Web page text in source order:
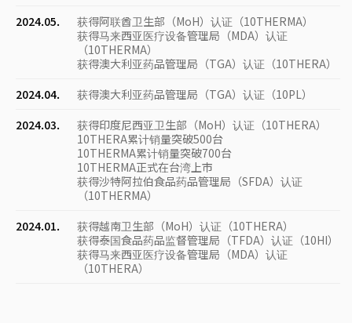
2024.05.
获得阿联酋卫生部（MoH）认证（10THERMA）
获得马来西亚医疗设备管理局（MDA）认证
（10THERMA）
获得澳大利亚药品管理局（TGA）认证（10THERA）
2024.04.
获得澳大利亚药品管理局（TGA）认证（10PL）
2024.03.
获得印度尼西亚卫生部（MoH）认证（10THERA）
10THERA累计销量突破500台
10THERMA累计销量突破700台
10THERMA正式在台湾上市
获得沙特阿拉伯食品药品管理局（SFDA）认证
（10THERMA）
2024.01.
获得越南卫生部（MoH）认证（10THERA）
获得泰国食品药品监督管理局（TFDA）认证（10HI）
获得马来西亚医疗设备管理局（MDA）认证
（10THERA）